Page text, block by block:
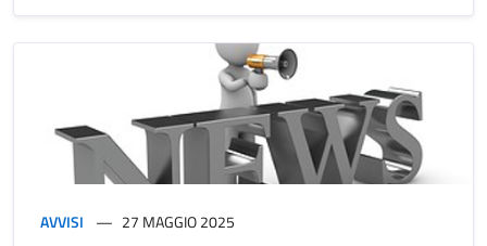
AVVISI 27 MAGGIO 2025